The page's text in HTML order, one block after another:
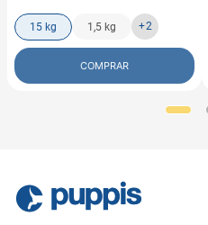
15 kg 1,5 kg +2
COMPRAR